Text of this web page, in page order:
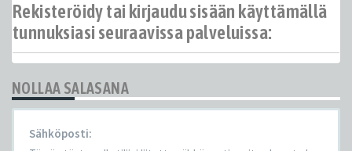
Rekisteröidy tai kirjaudu sisään käyttämällä
tunnuksiasi seuraavissa palveluissa:
NOLLAA SALASANA
Sähköposti: